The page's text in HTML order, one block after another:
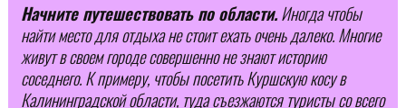
Начните путешествовать по области.Иногда чтобы
найти место для отдыха не стоит ехать очень далеко. Многие
живут в своем городе совершенно не знают историю
соседнего. К примеру, чтобы посетить Куршскую косу в
Калининградской области, туда съезжаются туристы со всего